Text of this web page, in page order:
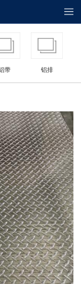
带 铝排